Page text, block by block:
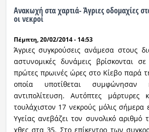
Ανακωχή στα χαρτιά- Άγριες οδομαχίες
οι νεκροί
Πέμπτη, 20/02/2014 - 14:53
Άγριες συγκρούσεις ανάμεσα στους
αστυνομικές δυνάμεις βρίσκονται
πρώτες πρωινές ώρες στο Κίεβο παρά
οποία υποτίθεται συμφώνησαν
αντιπολίτευση. Αυτόπτες μάρτυρες
τουλάχιστον 17 νεκρούς μόλις σήμερα
Υγείας ανεβάζει τον συνολικό
χθες στα 35. Στο επίκεντρο των